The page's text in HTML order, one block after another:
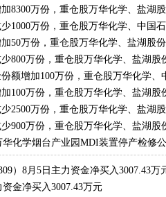
8300万份，重仓股万华化学、盐湖
1000万份，重仓股万华化学、中国
50万份，重仓股万华化学、盐湖股
800万份，重仓股万华化学、盐湖股
额增加100万份，重仓股万华化学、
100万份，重仓股万华化学、盐湖股
2500万份，重仓股万华化学、盐湖
900万份，重仓股万华化学、盐湖股
化学烟台产业园MDI装置停产检修
）8月5日主力资金净买入3007.43万
金净买入3007.43万元